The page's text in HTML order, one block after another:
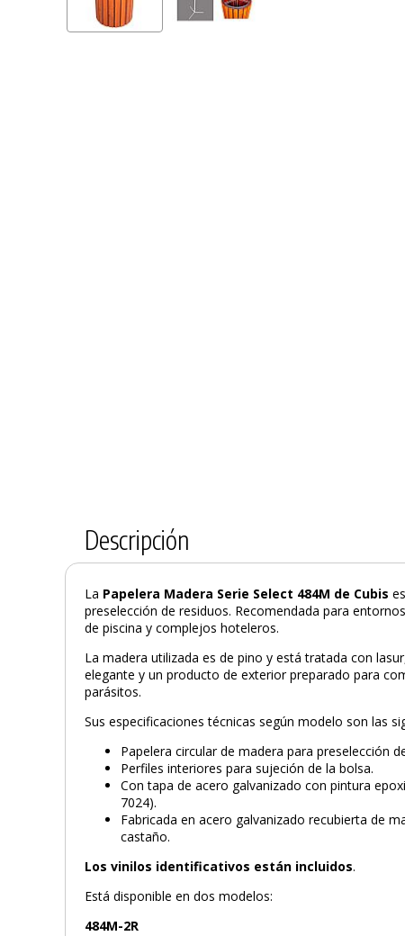
Descripción
La Papelera Madera Serie Select 484M de Cubis
preselección de residuos. Recomendada para
de piscina y complejos hoteleros.
La madera utilizada es de pino y está tratada con
elegante y un producto de exterior preparado para
parásitos.
Sus especificaciones técnicas según modelo son las
Papelera circular de madera para preselección
Perfiles interiores para sujeción de la bolsa.
Con tapa de acero galvanizado con pintura
7024).
Fabricada en acero galvanizado recubierta de
castaño.
Los vinilos identificativos están incluidos.
Está disponible en dos modelos:
484M-2R